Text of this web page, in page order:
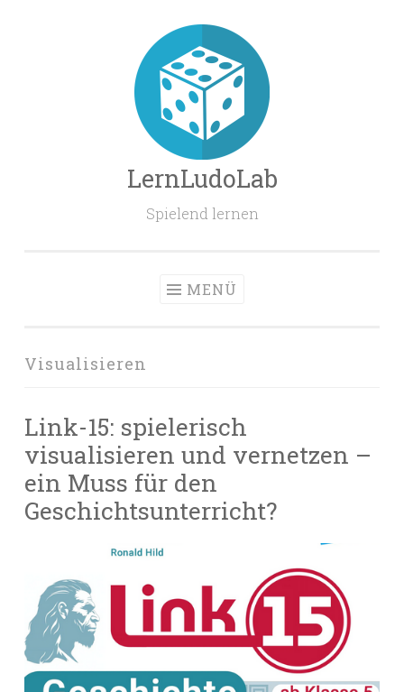
LernLudoLab
Spielend lernen
MENÜ
Visualisieren
Link-15: spielerisch
visualisieren und vernetzen –
ein Muss für den
Geschichtsunterricht?